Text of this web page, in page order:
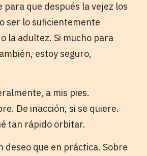
que después la vejez los
ser lo suficientemente
la adultez. Si mucho para
estoy seguro,
a mis pies.
De inacción, si se quiere.
tan rápido orbitar.
que en práctica. Sobre